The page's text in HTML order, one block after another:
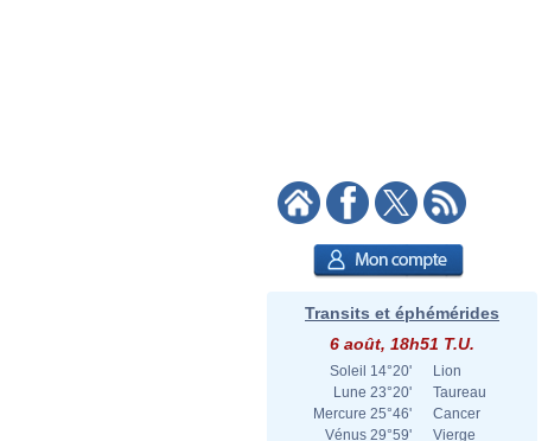
Transits et éphémérides
6 août, 18h51 T.U.
Soleil 14°20'
Lion
Lune 23°20'
Taureau
Mercure 25°46'
Cancer
Vénus 29°59'
Vierge